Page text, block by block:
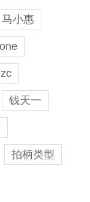
​马小惠
钱天一
拍柄类型